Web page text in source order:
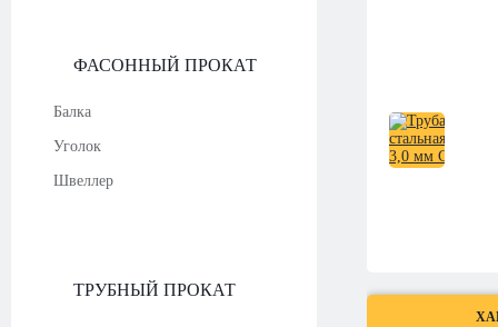
ФАСОННЫЙ ПРОКАТ
Балка
Уголок
Швеллер
ТРУБНЫЙ ПРОКАТ